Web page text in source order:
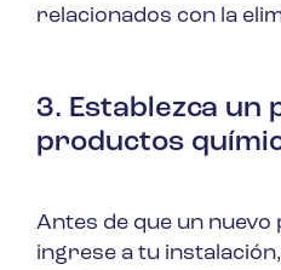
relacionados con la
3. Establezca un
productos
Antes de que un
ingrese a tu